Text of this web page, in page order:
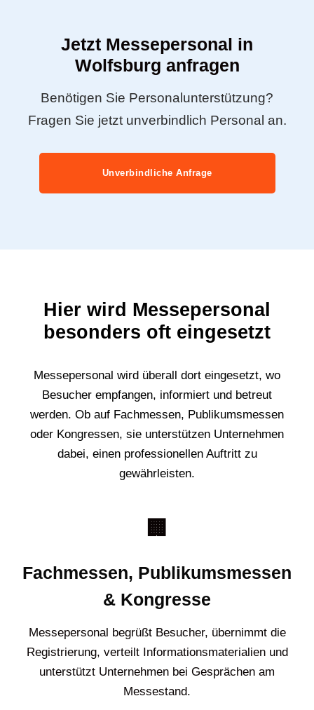
Jetzt Messepersonal in
Wolfsburg anfragen
Benötigen Sie Personalunterstützung?
Fragen Sie jetzt unverbindlich Personal an.
Unverbindliche Anfrage
Hier wird Messepersonal
besonders oft eingesetzt
Messepersonal wird überall dort eingesetzt, wo
Besucher empfangen, informiert und betreut
werden. Ob auf Fachmessen, Publikumsmessen
oder Kongressen, sie unterstützen Unternehmen
dabei, einen professionellen Auftritt zu
gewährleisten.
🏢
Fachmessen, Publikumsmessen
& Kongresse
Messepersonal begrüßt Besucher, übernimmt die
Registrierung, verteilt Informationsmaterialien und
unterstützt Unternehmen bei Gesprächen am
Messestand.